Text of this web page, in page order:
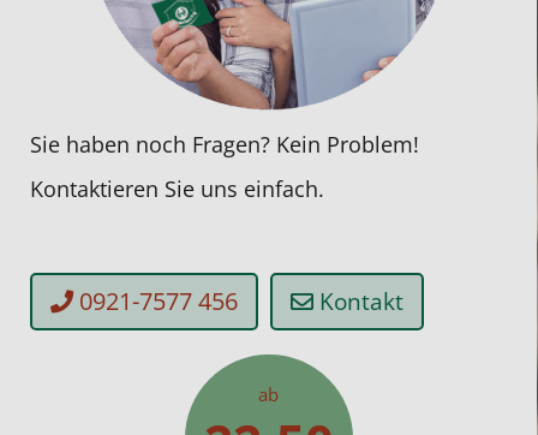
Sie haben noch Fragen? Kein Problem!
Kontaktieren Sie uns einfach.
0921-7577 456 Kontakt
ab